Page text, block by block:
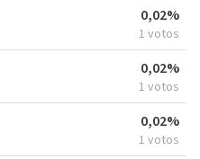
0,02%
1 votos
0,02%
1 votos
0,02%
1 votos